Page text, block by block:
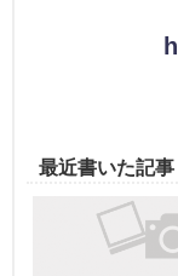
最近書いた記事